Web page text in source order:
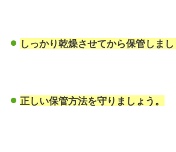
しっかり乾燥させてから保管しまし
正しい保管方法を守りましょう。